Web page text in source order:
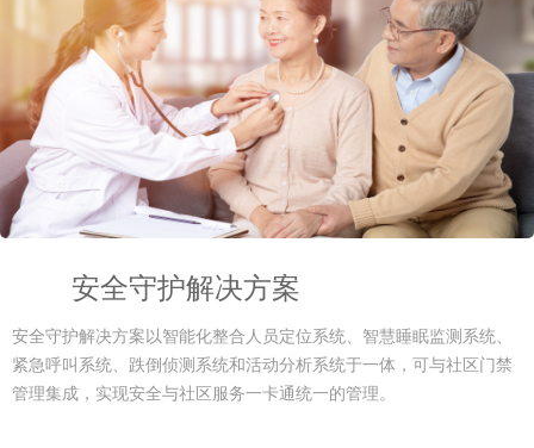
安全守护解决方案
安全守护解决方案以智能化整合人员定位系统、智慧睡眠监测系统、
紧急呼叫系统、跌倒侦测系统和活动分析系统于一体，可与社区门禁
管理集成，实现安全与社区服务一卡通统一的管理。